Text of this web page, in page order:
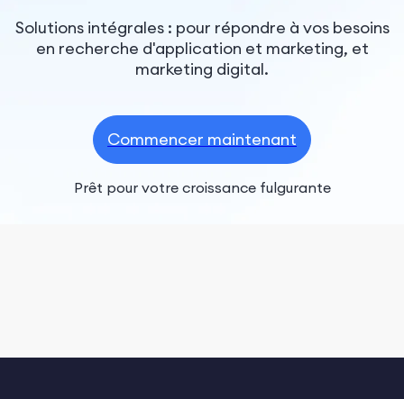
Solutions intégrales : pour répondre à vos besoins
en recherche d'application et marketing, et
marketing digital.
Commencer maintenant
Prêt pour votre croissance fulgurante